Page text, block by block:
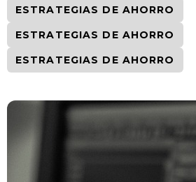
ESTRATEGIAS DE AHORRO
ESTRATEGIAS DE AHORRO
ESTRATEGIAS DE AHORRO